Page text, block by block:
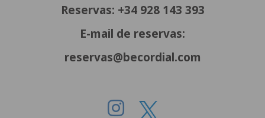
Reservas: +34 928 143 393
E-mail de reservas:
reservas@becordial.com